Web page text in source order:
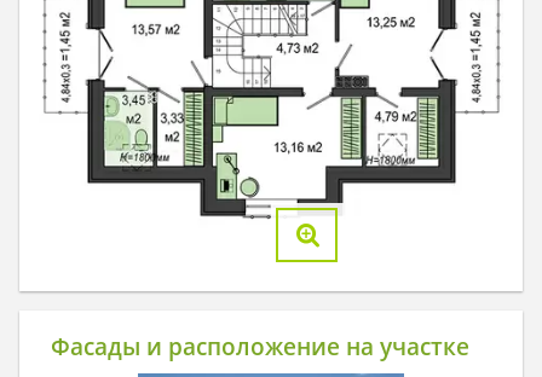
Фасады и расположение на участке